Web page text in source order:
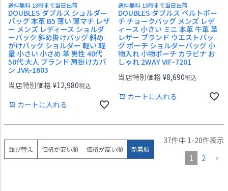
送料無料 13時まで当日出荷
DOUBLES ダブルス ショルダー
バッグ 本革 B5 薄い 薄マチ レザ
ー メンズ レディース ショルダ
ーバック 斜め掛けバッグ 斜め
がけバッグ ショルダー 軽い 軽
量 小さい 小さめ 革 男性 40代
50代 大人 ブランド 肩掛けカバ
ン JVK-1603
当店特別価格 ¥12,980税込
カートに入れる
送料無料 13時まで当日出荷
DOUBLES ダブルス ベルトポー
チ チョークバッグ メンズ レデ
ィース 小さい ミニ 本革 牛革 革
レザー ブランド ウエストバッ
グ ポーチ ショルダーバッグ 小
物入れ 小物ポーチ カラビナ お
しゃれ 2WAY VIF-7201
当店特別価格 ¥8,690税込
カートに入れる
並び替え 価格が安い順 価格が高い順 新着順
37件中 1 -20件表示
1
2